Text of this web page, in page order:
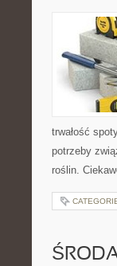
trwałość
potrzeby
roślin.